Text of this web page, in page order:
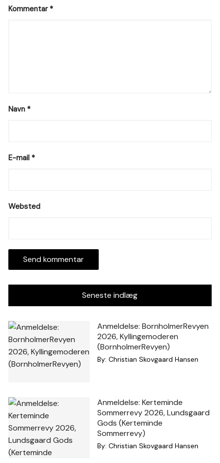
Kommentar *
Navn *
E-mail *
Websted
Seneste indlæg
Anmeldelse: BornholmerRevyen
2026, Kyllingemoderen
(BornholmerRevyen)
By: Christian Skovgaard Hansen
Anmeldelse: Kerteminde
Sommerrevy 2026, Lundsgaard
Gods (Kerteminde
Sommerrevy)
By: Christian Skovgaard Hansen